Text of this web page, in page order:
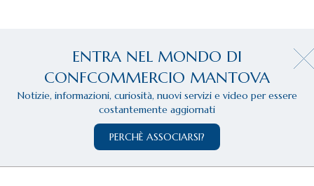
ENTRA NEL MONDO DI
CONFCOMMERCIO MANTOVA
Notizie, informazioni, curiosità, nuovi servizi e video per essere
costantemente aggiornati
PERCHÈ ASSOCIARSI?